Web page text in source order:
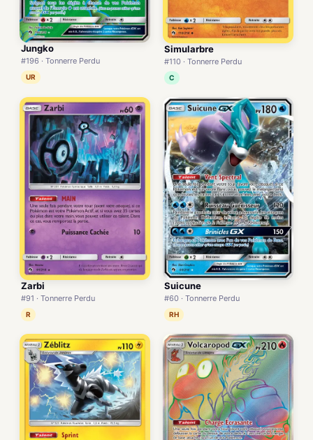
Jungko
#196 · Tonnerre Perdu
UR
Simularbre
#110 · Tonnerre Perdu
C
Zarbi
#91 · Tonnerre Perdu
R
Suicune
#60 · Tonnerre Perdu
RH